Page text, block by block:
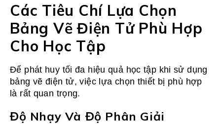
Các Tiêu Chí Lựa Chọn
Bảng Vẽ Điện Tử Phù Hợp
Cho Học Tập
Để phát huy tối đa hiệu quả học tập khi sử dụng
bảng vẽ điện tử, việc lựa chọn thiết bị phù hợp
là rất quan trọng.
Độ Nhạy Và Độ Phân Giải